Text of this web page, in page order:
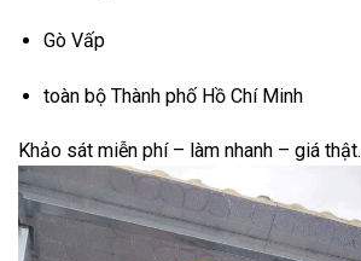
Gò Vấp
toàn bộ Thành phố Hồ Chí Minh
Khảo sát miễn phí – làm nhanh – giá thật.